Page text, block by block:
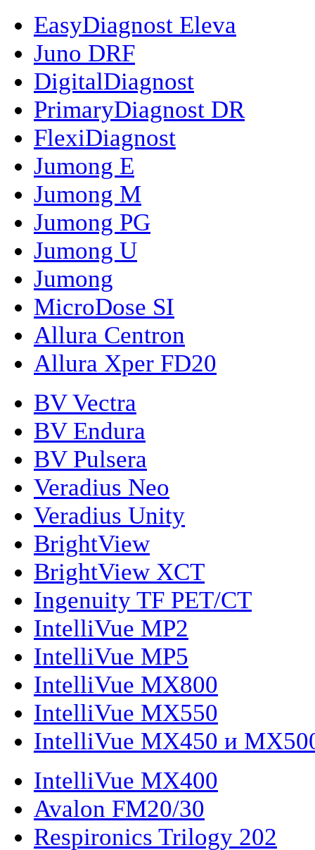
EasyDiagnost Eleva
Juno DRF
DigitalDiagnost
PrimaryDiagnost DR
FlexiDiagnost
Jumong E
Jumong M
Jumong PG
Jumong U
Jumong
MicroDose SI
Allura Centron
Allura Xper FD20
BV Vectra
BV Endura
BV Pulsera
Veradius Neo
Veradius Unity
BrightView
BrightView XCT
Ingenuity TF PET/CT
IntelliVue MP2
IntelliVue MP5
IntelliVue MX800
IntelliVue MX550
IntelliVue MX450 и
IntelliVue MX400
Avalon FM20/30
Respironics Trilogy 202